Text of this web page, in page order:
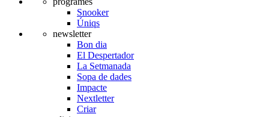
Snooker
Úniqs
newsletter
Bon dia
El Despertador
La Setmanada
Sopa de dades
Impacte
Nextletter
Criar